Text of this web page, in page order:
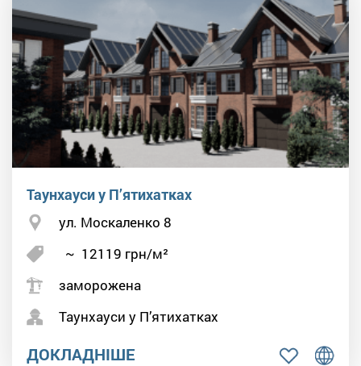
Таунхауси у П’ятихатках
ул. Москаленко 8
~ 12119 грн/м²
заморожена
Таунхауси у П’ятихатках
ДОКЛАДНІШЕ